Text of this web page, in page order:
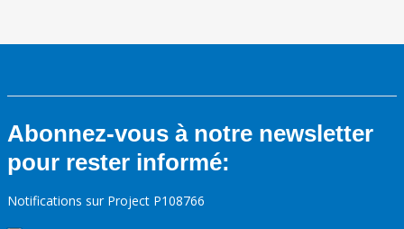
Abonnez-vous à notre newsletter
pour rester informé:
Notifications sur Project P108766